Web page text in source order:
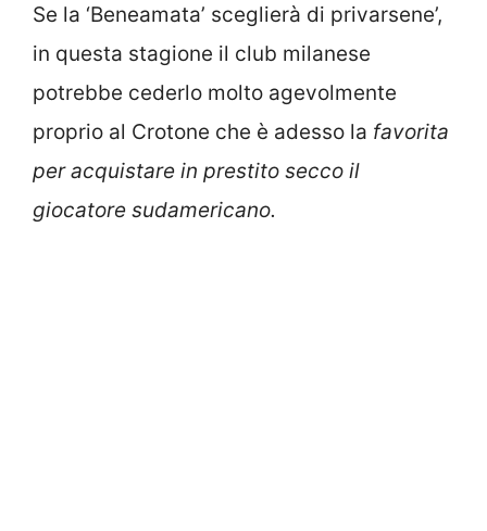
Se la ‘Beneamata’ sceglierà di privarsene’,
in questa stagione il club milanese
potrebbe cederlo molto agevolmente
proprio al Crotone che è adesso la favorita
per acquistare in prestito secco il
giocatore sudamericano.